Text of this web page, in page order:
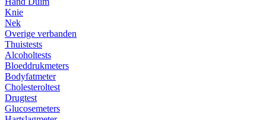
Knie
Nek
Overige verbanden
Thuistests
Alcoholtests
Bloeddrukmeters
Bodyfatmeter
Cholesteroltest
Drugtest
Glucosemeters